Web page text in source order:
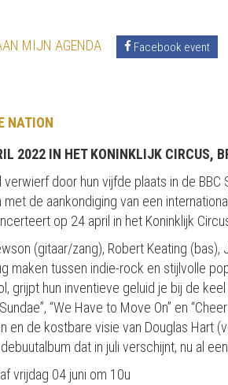
MIJN AGENDA Facebook event
NATION
2022 IN HET KONINKLIJK CIRCUS,
door hun vijfde plaats in de
de aankondiging van een
op 24 april in het Koninklijk Circus
(gitaar/zang), Robert Keating
maken tussen indie-rock en stijlvolle
grijpt hun inventieve geluid je bij de
“We Have to Move On” en
en de kostbare visie van Douglas Hart
dat in juli verschijnt, nu al
vrijdag 04 juni om 10u